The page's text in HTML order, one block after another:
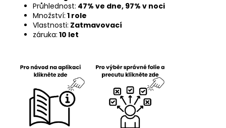
Průhlednost: 47% ve dne, 97% v noci
Množství: 1 role
Vlastnosti: Zatmavovací
záruka: 10 let